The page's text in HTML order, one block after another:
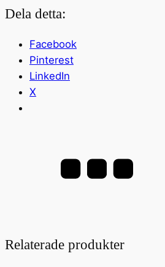
Dela detta:
Facebook
Pinterest
LinkedIn
X
Relaterade produkter